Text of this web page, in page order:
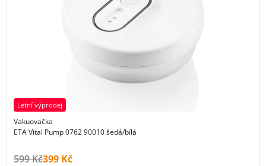
Letní výprodej
Vakuovačka
ETA Vital Pump 0762 90010 šedá/bílá
Původní cena s DPH:
599 KčCena s DPH:
399 Kč